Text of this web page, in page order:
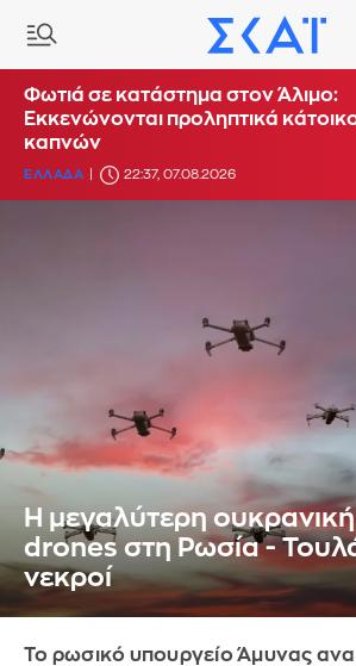
Φωτιά σε κατάστημα στον Άλιμο:
Εκκενώνονται προληπτικά
καπνών
ΕΛΛΑΔΑ 22:37, 07.08.2026
Η μεγαλύτερη
drones στη Ρωσία -
νεκροί
Το ρωσικό υπουργείο Άμυνας